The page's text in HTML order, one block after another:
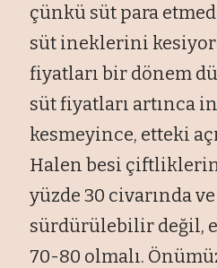
çünkü süt para
süt ineklerini
fiyatları bir dönem
süt fiyatları artınca
kesmeyince, etteki
Halen besi
yüzde 30 civarında
sürdürülebilir değil,
70-80 olmalı.